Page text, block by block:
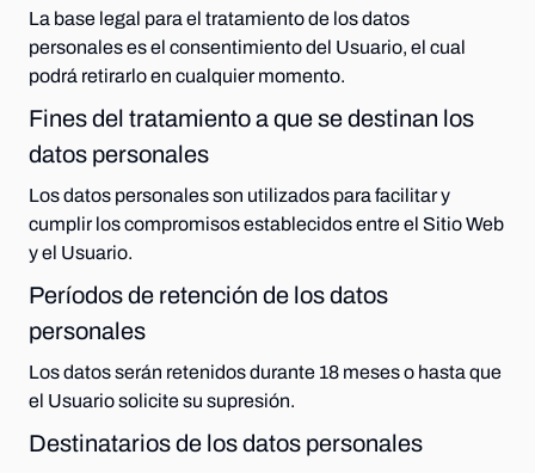
La base legal para el tratamiento de los datos
personales es el consentimiento del Usuario, el cual
podrá retirarlo en cualquier momento.
Fines del tratamiento a que se destinan los
datos personales
Los datos personales son utilizados para facilitar y
cumplir los compromisos establecidos entre el Sitio Web
y el Usuario.
Períodos de retención de los datos
personales
Los datos serán retenidos durante 18 meses o hasta que
el Usuario solicite su supresión.
Destinatarios de los datos personales